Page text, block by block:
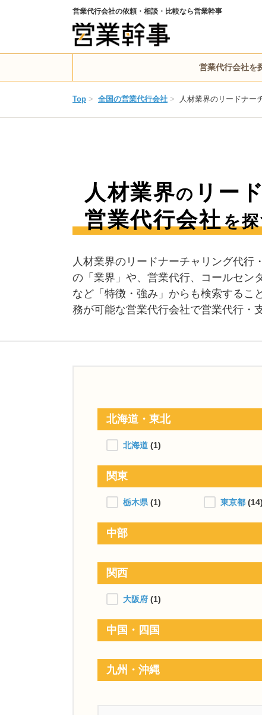
営業代行会社の依頼・相談・比較なら営業幹事
営業代行会社を
Top > 全国の営業代行会社 > 人材業界のリードナー
人材業界の リー
営業代行会社 を
人材業界のリードナーチャリング代行
の「業界」や、営業代行、コールセン
など「特徴・強み」からも検索するこ
務が可能な営業代行会社で営業代行・
北海道・東北
北海道 (1)
関東
栃木県 (1) 東京都 (14)
中部
関西
大阪府 (1)
中国・四国
九州・沖縄